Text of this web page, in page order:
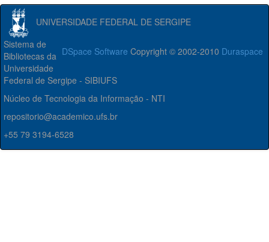
UNIVERSIDADE FEDERAL DE SERGIPE
DSpace Software Copyright © 2002-2010 Duraspace
Sistema de
Bibliotecas da
Universidade
Federal de Sergipe - SIBIUFS
Núcleo de Tecnologia da Informação - NTI
repositorio@academico.ufs.br
+55 79 3194-6528